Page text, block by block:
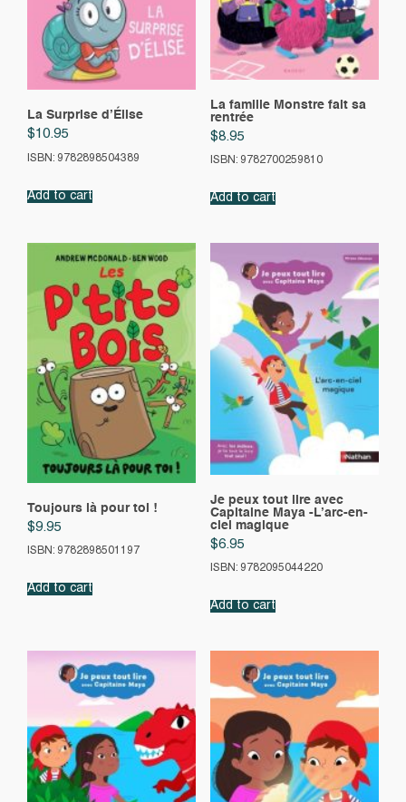
La Surprise d’Élise
$10.95
ISBN: 9782898504389
Add to cart
La famille Monstre fait sa
rentrée
$8.95
ISBN: 9782700259810
Add to cart
Toujours là pour toi !
$9.95
ISBN: 9782898501197
Add to cart
Je peux tout lire avec
Capitaine Maya -L’arc-en-
ciel magique
$6.95
ISBN: 9782095044220
Add to cart